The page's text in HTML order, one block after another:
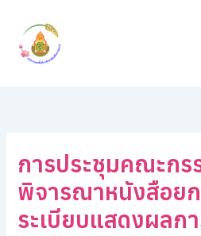
content
การประชุมคณะกร
พิจารณาหนังสือย
ระเบียบแสดงผลก
ห
า